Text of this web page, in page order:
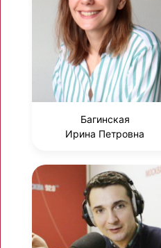
Багинская
Ирина Петровна